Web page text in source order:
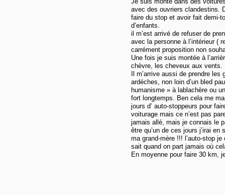
avec des ouvriers clandestins.
faire du stop et avoir fait demi-
d’enfants.
il m’est arrivé de refuser de
avec la personne à l’intérieur (
carrément proposition non
Une fois je suis montée à
chèvre, les cheveux aux vents.
Il m’arrive aussi de prendre
ardéches, non loin d’un bled
humanisme » à lablachère ou
fort longtemps. Ben cela me
jours d’ auto-stoppeurs pour
voiturage mais ce n’est pas
jamais allé, mais je connais le
être qu’un de ces jours j’irai en
ma grand-mère !!! l’auto-stop
sait quand on part jamais où
En moyenne pour faire 30 km,